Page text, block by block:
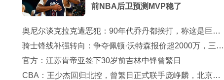
前NBA后卫预测MVP稳了
奥尼尔谈克拉克遭恶犯：90年代乔丹都挨打，称这是巨星
必经的“成人礼”
骑士锋线补强转向：争夺佩顿·沃特森报价超2000万，三人
竞争白热化
官方：江苏肯帝亚签下30岁前吉林中锋曾繁日
CBA：王少杰回归北控，曾繁日正式联手庞峥麟，北京暂